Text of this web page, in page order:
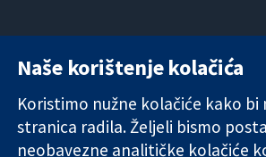
Pouzdani dokazi.
Utemeljeni
dokazi.
11-13 Cavendish
London
W1G 0AN
Ujedinjeno
Naše korištenje kolačića
Koristimo nužne kolačiće kako bi
stranica radila. Željeli bismo
neobavezne analitičke kolačiće